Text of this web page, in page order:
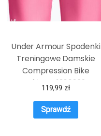
Under Armour Spodenki
Treningowe Damskie
Compression Bike
Różowe 1360939
119,99 zł
Sprawdź